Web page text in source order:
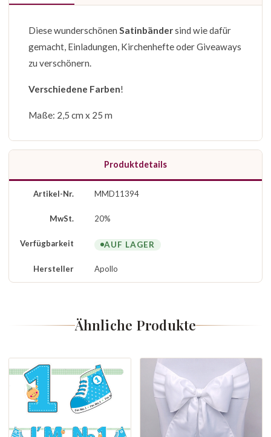
Diese wunderschönen Satinbändersind wie dafür
gemacht, Einladungen, Kirchenhefte oder Giveaways
zu verschönern.
Verschiedene Farben!
Maße: 2,5 cm x 25 m
Produktdetails
Artikel-Nr. MMD11394
MwSt. 20%
Verfügbarkeit AUF LAGER
Hersteller Apollo
Ähnliche Produkte